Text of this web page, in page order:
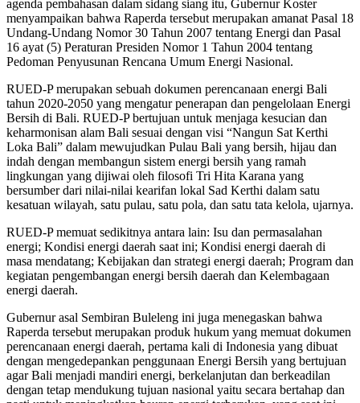
agenda pembahasan dalam sidang siang itu, Gubernur Koster
menyampaikan bahwa Raperda tersebut merupakan amanat Pasal 18
Undang-Undang Nomor 30 Tahun 2007 tentang Energi dan Pasal
16 ayat (5) Peraturan Presiden Nomor 1 Tahun 2004 tentang
Pedoman Penyusunan Rencana Umum Energi Nasional.
RUED-P merupakan sebuah dokumen perencanaan energi Bali
tahun 2020-2050 yang mengatur penerapan dan pengelolaan Energi
Bersih di Bali. RUED-P bertujuan untuk menjaga kesucian dan
keharmonisan alam Bali sesuai dengan visi “Nangun Sat Kerthi
Loka Bali” dalam mewujudkan Pulau Bali yang bersih, hijau dan
indah dengan membangun sistem energi bersih yang ramah
lingkungan yang dijiwai oleh filosofi Tri Hita Karana yang
bersumber dari nilai-nilai kearifan lokal Sad Kerthi dalam satu
kesatuan wilayah, satu pulau, satu pola, dan satu tata kelola, ujarnya.
RUED-P memuat sedikitnya antara lain: Isu dan permasalahan
energi; Kondisi energi daerah saat ini; Kondisi energi daerah di
masa mendatang; Kebijakan dan strategi energi daerah; Program dan
kegiatan pengembangan energi bersih daerah dan Kelembagaan
energi daerah.
Gubernur asal Sembiran Buleleng ini juga menegaskan bahwa
Raperda tersebut merupakan produk hukum yang memuat dokumen
perencanaan energi daerah, pertama kali di Indonesia yang dibuat
dengan mengedepankan penggunaan Energi Bersih yang bertujuan
agar Bali menjadi mandiri energi, berkelanjutan dan berkeadilan
dengan tetap mendukung tujuan nasional yaitu secara bertahap dan